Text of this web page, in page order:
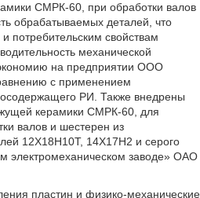
СМРК-60, при обработки валов
обрабатываемых деталей, что
потребительским свойствам
механической
на предприятии ООО
с применением
РИ. Также внедрены
керамики СМРК-60, для
валов и шестерен из
12Х18Н10Т, 14Х17Н2 и серого
электромеханическом заводе» ОАО
пластин и физико-механические